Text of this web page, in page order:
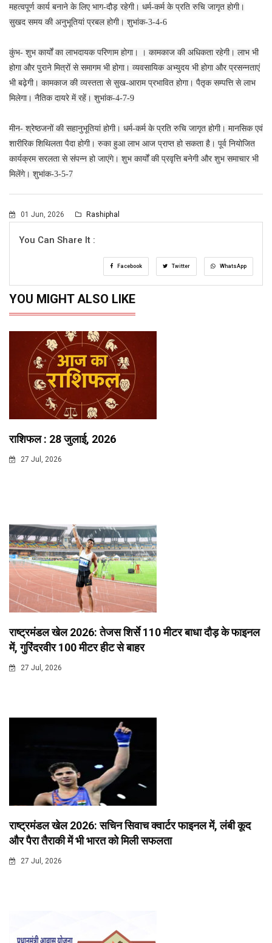
महत्वपूर्ण कार्य बनाने के लिए भाग-दौड़ रहेगी। धर्म-कर्म के प्रति रुचि जागृत होगी।
सुखद समय की अनुभूतियां प्रबल होगी। शुभांक-3-4-6
कुंभ- शुभ कार्यों का लाभदायक परिणाम होगा। । कामकाज की अधिकता रहेगी। लाभ भी
होगा और पुराने मित्रों से समागम भी होगा। व्यवसायिक अभ्युदय भी होगा और प्रसन्नताएं
भी बढ़ेगी। कामकाज की व्यस्तता से सुख-आराम प्रभावित होगा। पैतृक सम्पत्ति से लाभ
मिलेगा। नैतिक दायरे में रहें। शुभांक-4-7-9
मीन- श्रेष्ठजनों की सहानुभूतियां होगी। धर्म-कर्म के प्रति रुचि जागृत होगी। मानसिक एवं
शारीरिक शिथिलता पैदा होगी। रुका हुआ लाभ आज प्राप्त हो सकता है। पूर्व नियोजित
कार्यक्रम सरलता से संपन्न हो जाएंगे। शुभ कार्यों की प्रवृत्ति बनेगी और शुभ समाचार भी
मिलेंगे। शुभांक-3-5-7
01 Jun, 2026 Rashiphal
You Can Share It :
Facebook Twitter WhatsApp
YOU MIGHT ALSO LIKE
राशिफल : 28 जुलाई, 2026
27 Jul, 2026
राष्ट्रमंडल खेल 2026: तेजस शिर्से 110 मीटर बाधा दौड़ के फाइनल
में, गुरिंदरवीर 100 मीटर हीट से बाहर
27 Jul, 2026
राष्ट्रमंडल खेल 2026: सचिन सिवाच क्वार्टर फाइनल में, लंबी कूद
और पैरा तैराकी में भी भारत को मिली सफलता
27 Jul, 2026